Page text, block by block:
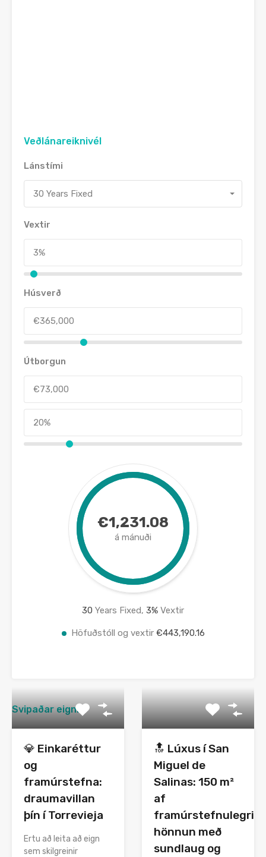
Veðlánareiknivél
Lánstími
30 Years Fixed
Vextir
Húsverð
Útborgun
€1,231.08
á mánuði
30 Years Fixed, 3% Vextir
Höfuðstóll og vextir €443,190.16
Svipaðar eignir
💎 Einkaréttur
og
framúrstefna:
draumavillan
þín í Torrevieja
Ertu að leita að eign
sem skilgreinir
🔝 Lúxus í San
Miguel de
Salinas: 150 m²
af
framúrstefnulegri
hönnun með
sundlaug og